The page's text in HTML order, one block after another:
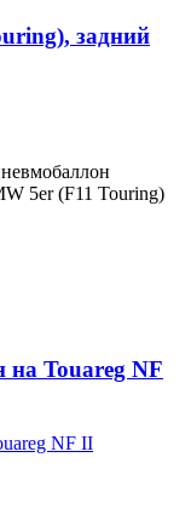
задний
5er (F11 Touring)
на Touareg NF